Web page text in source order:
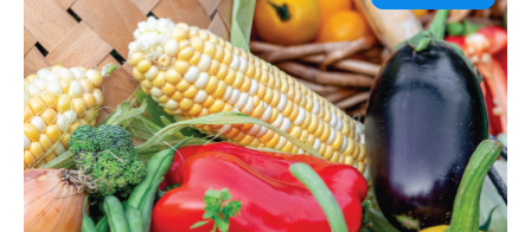
Adaugă aici textul pentru
subtitluAdaugă aici
textul pentru
subtitluAdaugă aici
textul pentru
subtitluAdaugă aici